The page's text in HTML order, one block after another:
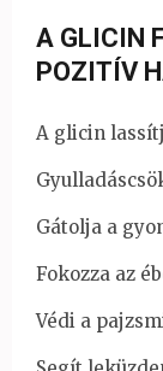
A GLICIN
POZITÍV
A glicin
Gátolja a
Fokozza az
Védi a